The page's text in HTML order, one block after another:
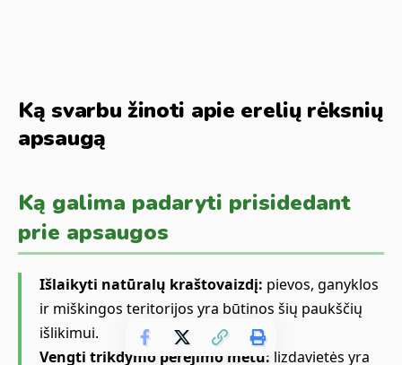
Ką svarbu žinoti apie erelių rėksnių
apsaugą
Ką galima padaryti prisidedant
prie apsaugos
Išlaikyti natūralų kraštovaizdį: pievos, ganyklos
ir miškingos teritorijos yra būtinos šių paukščių
išlikimui.
Vengti trikdymo perėjimo metu: lizdavietės yra